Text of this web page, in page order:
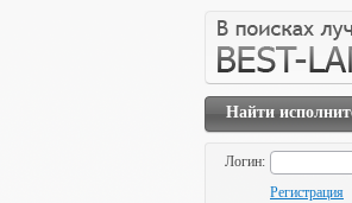
Найти
Логин:
Регистрация